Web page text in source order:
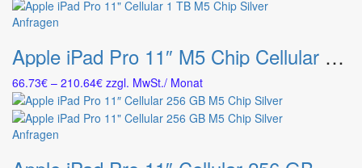
werden
Die
auf
Produktseite
gewählt
werden
20.08€
Anfragen
weist
mehrere
Varianten
auf.
Die
Apple iPad Pro 11″ M5 Chip Cellular 1TB Silver
66.73€ – 210.64€Preisspanne:
66.73€
bis
210.64€
zzgl. MwSt./ Monat
Anfragen